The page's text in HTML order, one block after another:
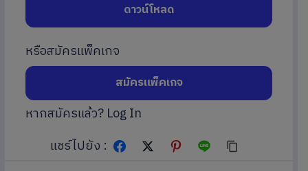
ดาวน์โหลด
หรือสมัครแพ็คเกจ
สมัครแพ็คเกจ
หากสมัครแล้ว? Log In
แชร์ไปยัง :